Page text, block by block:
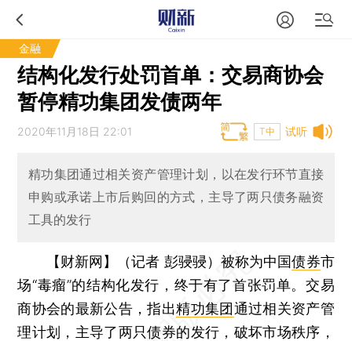
金融
结构化发行处罚首单：交易商协会
暂停精功集团发债两年
试听
2020年11月18日 22:01 T中
精功集团通过相关资产管理计划，以在发行环节直接
申购或承诺上市后购回的方式，主导了两只债务融资
工具的发行
【财新网】（记者 彭骎骎） 被称为中国债券市
场“毒瘤”的结构化发行，终于有了首张罚单。交易
商协会的最新公告，指出精功集团通过相关资产管
理计划，主导了两只债券的发行，破坏市场秩序，